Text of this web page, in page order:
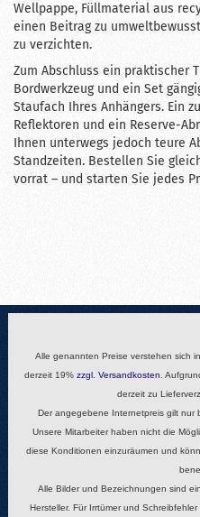
Wellpappe, Füllmaterial aus
einen Beitrag zu
zu verzichten.
Zum Abschluss ein praktischer
Bordwerkzeug und ein Set
Stau­fach Ihres Anhängers. Ein
Reflektoren und ein Reserve-
Ihnen unterwegs jedoch teure
Standzeiten. Bestellen Sie
vorrat – und starten Sie jedes
Alle genannten Preise verstehen sich
derzeit 19% zzgl. Versandkosten .
derzeit zu
Der angegebene Internetpreis gilt nur
Unsere Mitarbeiter haben nicht die
diese Konditionen einzuräumen und
Alle Bilder und Bezeichnungen sind
Hersteller. Für Irrtümer und